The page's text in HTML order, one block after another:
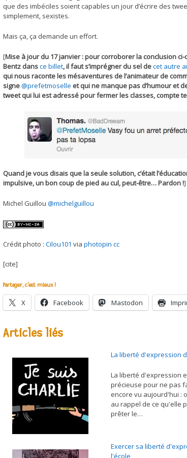
que des imbéciles soient capables un jour d’écrire des
simplement, sexistes.
Mais ça, ça demande un effort.
[Mise à jour du 17 janvier : pour corroborer la conclusion
Bentz dansce billet, il faut s’imprégner du sel decet autre
qui nous raconte les mésaventures de l’animateur de
signe@prefetmoselle et qui ne manque pas d’humour et
tweet qui lui est adressé pour fermer les classes, compte
Quand je vous disais que la seule solution, c’était
impulsive, un bon coup de pied au cul, peut-être… Pardon !]
Michel Guillou @michelguillou
Crédit photo : Cilou101 via photopin cc
[cite]
Partager, c'est mieux !
X Facebook Mastodon
Articles liés
La liberté d'expression
La liberté d'expression
précieuse pour ne pas
encore vu aujourd'hui :
au rappel de ce qu'elle
prêter le…
Exercer sa liberté
l'école